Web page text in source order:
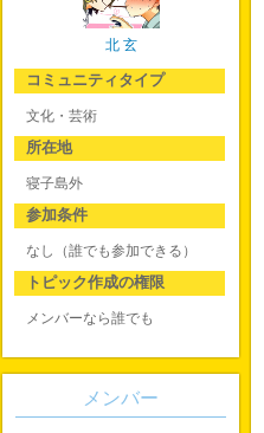
北 玄
コミュニティタイプ
文化・芸術
所在地
寝子島外
参加条件
なし（誰でも参加できる）
トピック作成の権限
メンバーなら誰でも
メンバー